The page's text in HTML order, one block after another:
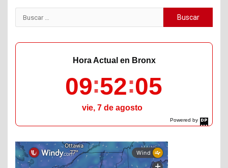
Buscar:
Powered by
DaysPedia.com
Hora Actual en Bronx
09 52 06
vie, 7 de agosto